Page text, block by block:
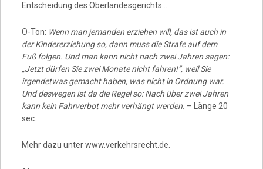
Entscheidung des Oberlandesgerichts…..
O-Ton: Wenn man jemanden erziehen will, das ist auch in
der Kindererziehung so, dann muss die Strafe auf dem
Fuß folgen. Und man kann nicht nach zwei Jahren sagen:
„Jetzt dürfen Sie zwei Monate nicht fahren!“, weil Sie
irgendetwas gemacht haben, was nicht in Ordnung war.
Und deswegen ist da die Regel so: Nach über zwei Jahren
kann kein Fahrverbot mehr verhängt werden. – Länge 20
sec.
Mehr dazu unter www.verkehrsrecht.de.